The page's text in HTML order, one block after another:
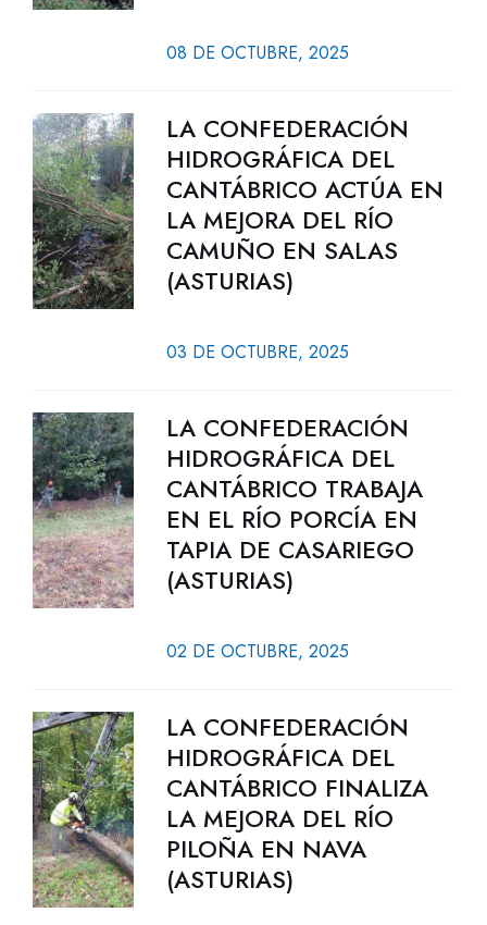
08 DE OCTUBRE, 2025
LA CONFEDERACIÓN
HIDROGRÁFICA DEL
CANTÁBRICO ACTÚA EN
LA MEJORA DEL RÍO
CAMUÑO EN SALAS
(ASTURIAS)
03 DE OCTUBRE, 2025
LA CONFEDERACIÓN
HIDROGRÁFICA DEL
CANTÁBRICO TRABAJA
EN EL RÍO PORCÍA EN
TAPIA DE CASARIEGO
(ASTURIAS)
02 DE OCTUBRE, 2025
LA CONFEDERACIÓN
HIDROGRÁFICA DEL
CANTÁBRICO FINALIZA
LA MEJORA DEL RÍO
PILOÑA EN NAVA
(ASTURIAS)